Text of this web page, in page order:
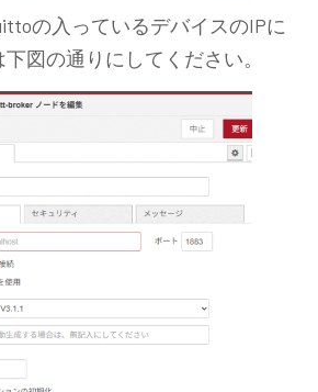
の入っているデバイスのIPに
図の通りにしてください。